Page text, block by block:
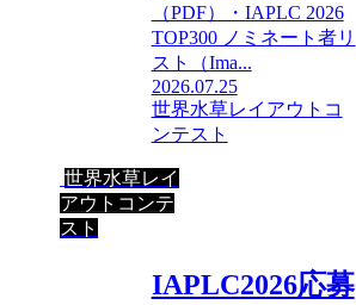
（PDF）・IAPLC 2026
TOP300 ノミネート者リ
スト（Ima...
2026.07.25
世界水草レイアウトコ
ンテスト
世界水草レイ
アウトコンテ
スト
IAPLC2026応募